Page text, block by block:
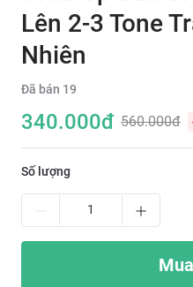
Lên 2-3 Tone
Nhiên
Đã bán 19
340.000đ 560.000đ
Số lượng